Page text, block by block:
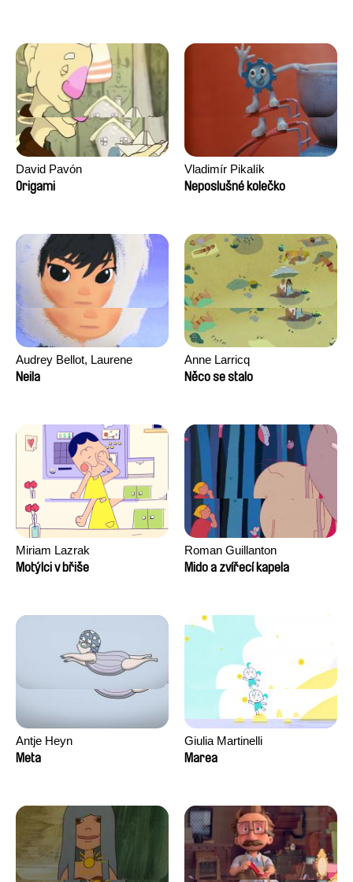
David Pavón
Origami
Vladimír Pikalík
Neposlušné kolečko
Audrey Bellot, Laurene
Desoutter, Amandine
David Tabar, Guillaume
Vezzoli, Eline Zhang
Neila
Anne Larricq
Něco se stalo
Miriam Lazrak
Motýlci v břiše
Roman Guillanton
Mido a zvířecí kapela
Antje Heyn
Meta
Giulia Martinelli
Marea